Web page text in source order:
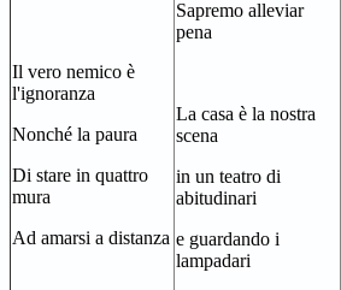
Il vero nemico è
l'ignoranza
Nonché la paura
Di stare in quattro
mura
Ad amarsi a distanza
Sapremo alleviar
pena
La casa è la nostra
scena
in un teatro di
abitudinari
e guardando i
lampadari